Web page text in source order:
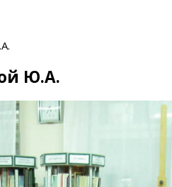
Ю.А.